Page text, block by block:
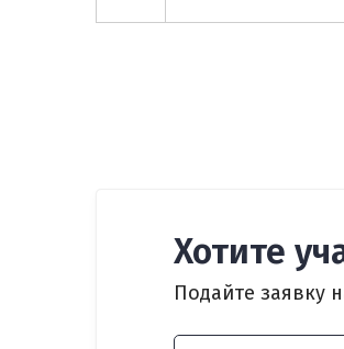
Хотите
Подайте заявку